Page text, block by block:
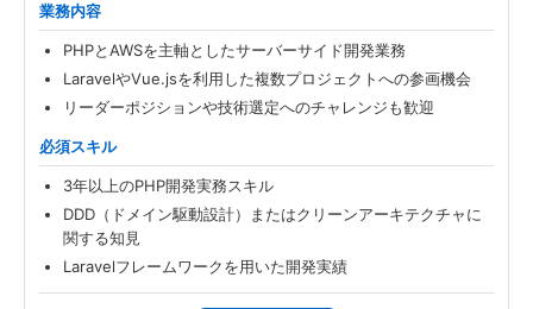
業務内容
PHPとAWSを主軸としたサーバーサイド開発業務
LaravelやVue.jsを利用した複数プロジェクトへの参画機会
リーダーポジションや技術選定へのチャレンジも歓迎
必須スキル
3年以上のPHP開発実務スキル
DDD（ドメイン駆動設計）またはクリーンアーキテクチャに
関する知見
Laravelフレームワークを用いた開発実績